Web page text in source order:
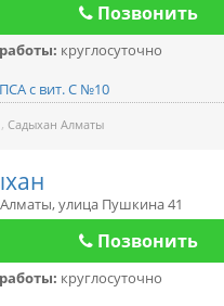
Позвонить
круглосуточно
с вит. С №10
Садыхан Алматы
Алматы,улица Пушкина 41
Позвонить
круглосуточно